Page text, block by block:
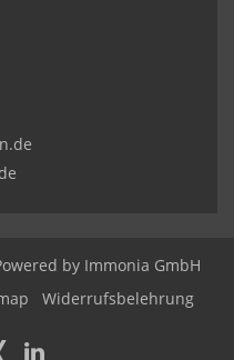
by Immonia GmbH
Widerrufsbelehrung